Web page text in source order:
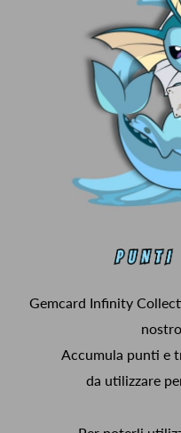
Gemcard Infinity
Accumula punti e
da utilizzare